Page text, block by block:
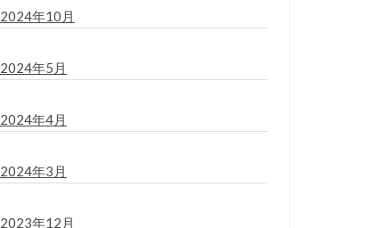
2024年10月
2024年5月
2024年4月
2024年3月
2023年12月